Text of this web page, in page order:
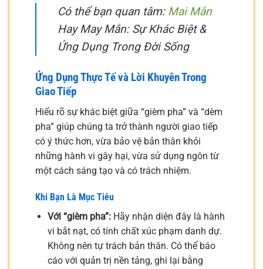
Có thể bạn quan tâm: Mai Mắn
Hay May Mắn: Sự Khác Biệt &
Ứng Dụng Trong Đời Sống
Ứng Dụng Thực Tế và Lời Khuyên Trong
Giao Tiếp
Hiểu rõ sự khác biệt giữa “gièm pha” và “dèm
pha” giúp chúng ta trở thành người giao tiếp
có ý thức hơn, vừa bảo vệ bản thân khỏi
những hành vi gây hại, vừa sử dụng ngôn từ
một cách sáng tạo và có trách nhiệm.
Khi Bạn Là Mục Tiêu
Với “gièm pha”:Hãy nhận diện đây là hành
vi bắt nạt, có tính chất xúc phạm danh dự.
Không nên tự trách bản thân. Có thể báo
cáo với quản trị nền tảng, ghi lại bằng